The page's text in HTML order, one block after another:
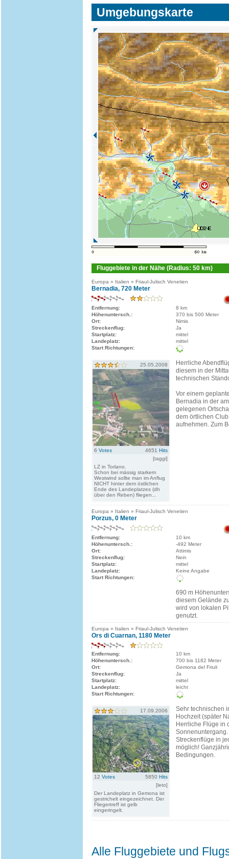
Umgebungskarte
Fluggebiete in der Nähe (Radius: 50 km)
Europa » Italien » Friaul-Julisch Venetien
Bernadia, 720 Meter
Entfernung:
8 km
Höhenuntersch.:
370 bis 500 Meter
Ort:
Nimis
Streckenflug:
Ja
Startplatz:
mittel
Landeplatz:
mittel
Start Richtungen:
25.05.2008
6 Votes 4651 Hits
[taggi]
LZ in Torlano.
Schon bei mässig starkem
Westwind sollte man im Anflug
NICHT hinter dem östlichen
Ende des Landeplatzes (dh
über den Reben) fliegen...
Herrliche
diesem in der
technischen
Vor einem
Bernadia in der
gelegenen
dem örtlichen
aufnehmen. Zum
Europa » Italien » Friaul-Julisch Venetien
Porzus, 0 Meter
Entfernung:
10 km
Höhenuntersch.:
-492 Meter
Ort:
Attimis
Streckenflug:
Nein
Startplatz:
mittel
Landeplatz:
Keine Angabe
Start Richtungen:
690 m
diesem Gelände
wird von lokalen
genutzt.
Europa » Italien » Friaul-Julisch Venetien
Ors di Cuarnan, 1180 Meter
Entfernung:
10 km
Höhenuntersch.:
700 bis 1182 Meter
Ort:
Gemona del Friuli
Streckenflug:
Ja
Startplatz:
mittel
Landeplatz:
leicht
Start Richtungen:
17.09.2006
12 Votes 5850 Hits
[leto]
Der Landeplatz in Gemona ist
gestrichelt eingezeichnet. Der
Fliegertreff ist gelb
eingeringelt.
Sehr technischen
Hochzeit (später
Herrliche Flüge in
Streckenflüge in
möglich!
Bedingungen.
Alle Fluggebiete und